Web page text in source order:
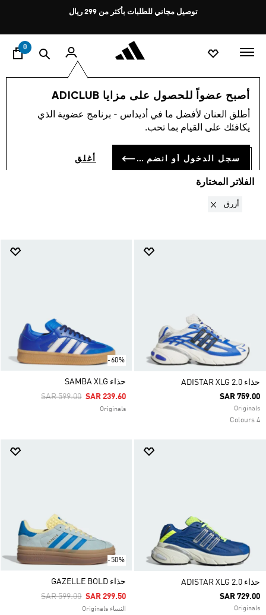
Pause
rotation
توصيل مجاني للطلبات بأكثر من 299 ريال
0
أصبح عضواً للحصول على مزايا ADICLUB
أطلق العنان لأفضل ما في أديداس - برنامج عضوية الذي
يكافئك على القيام بما تحب.
سجل الدخول أو انضم الآن أغلق
النساء الأحدث والأكثر رواجًا أحذية مرتفعة
أزرق·أحذية مرتفعة (4)
الفلاتر المختارة
أزرق Remove filter Currently Refined by ألوان: أزرق
حذاء ADISTAR XLG 2.0
SAR 759.00
Originals
4 Colours
-60%
حذاء SAMBA XLG
Price Reduced From
SAR 599.00ToSAR 239.60
Originals
حذاء ADISTAR XLG 2.0
SAR 729.00
Originals
-50%
حذاء GAZELLE BOLD
Price Reduced From
SAR 599.00ToSAR 299.50
النساء Originals